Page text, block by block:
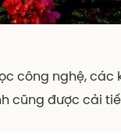
công nghệ, các
cũng được cải